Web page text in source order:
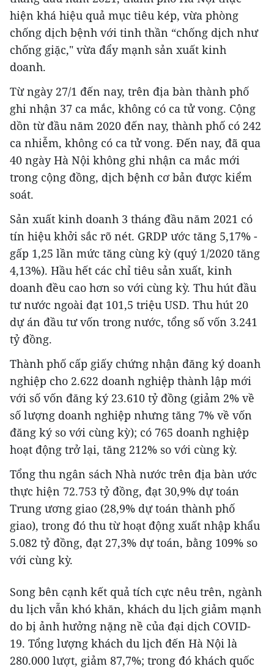
hiện khá hiệu quả mục tiêu kép, vừa phòng
chống dịch bệnh với tinh thần “chống dịch như
chống giặc," vừa đẩy mạnh sản xuất kinh
doanh.
Từ ngày 27/1 đến nay, trên địa bàn thành phố
ghi nhận 37 ca mắc, không có ca tử vong. Cộng
dồn từ đầu năm 2020 đến nay, thành phố có 242
ca nhiễm, không có ca tử vong. Đến nay, đã qua
40 ngày Hà Nội không ghi nhận ca mắc mới
trong cộng đồng, dịch bệnh cơ bản được kiểm
soát.
Sản xuất kinh doanh 3 tháng đầu năm 2021 có
tín hiệu khởi sắc rõ nét. GRDP ước tăng 5,17% -
gấp 1,25 lần mức tăng cùng kỳ (quý 1/2020 tăng
4,13%). Hầu hết các chỉ tiêu sản xuất, kinh
doanh đều cao hơn so với cùng kỳ. Thu hút đầu
tư nước ngoài đạt 101,5 triệu USD. Thu hút 20
dự án đầu tư vốn trong nước, tổng số vốn 3.241
tỷ đồng.
Thành phố cấp giấy chứng nhận đăng ký doanh
nghiệp cho 2.622 doanh nghiệp thành lập mới
với số vốn đăng ký 23.610 tỷ đồng (giảm 2% về
số lượng doanh nghiệp nhưng tăng 7% về vốn
đăng ký so với cùng kỳ); có 765 doanh nghiệp
hoạt động trở lại, tăng 212% so với cùng kỳ.
Tổng thu ngân sách Nhà nước trên địa bàn ước
thực hiện 72.753 tỷ đồng, đạt 30,9% dự toán
Trung ương giao (28,9% dự toán thành phố
giao), trong đó thu từ hoạt động xuất nhập khẩu
5.082 tỷ đồng, đạt 27,3% dự toán, bằng 109% so
với cùng kỳ.
Song bên cạnh kết quả tích cực nêu trên, ngành
du lịch vẫn khó khăn, khách du lịch giảm mạnh
do bị ảnh hưởng nặng nề của đại dịch COVID-
19. Tổng lượng khách du lịch đến Hà Nội là
280.000 lượt, giảm 87,7%; trong đó khách quốc